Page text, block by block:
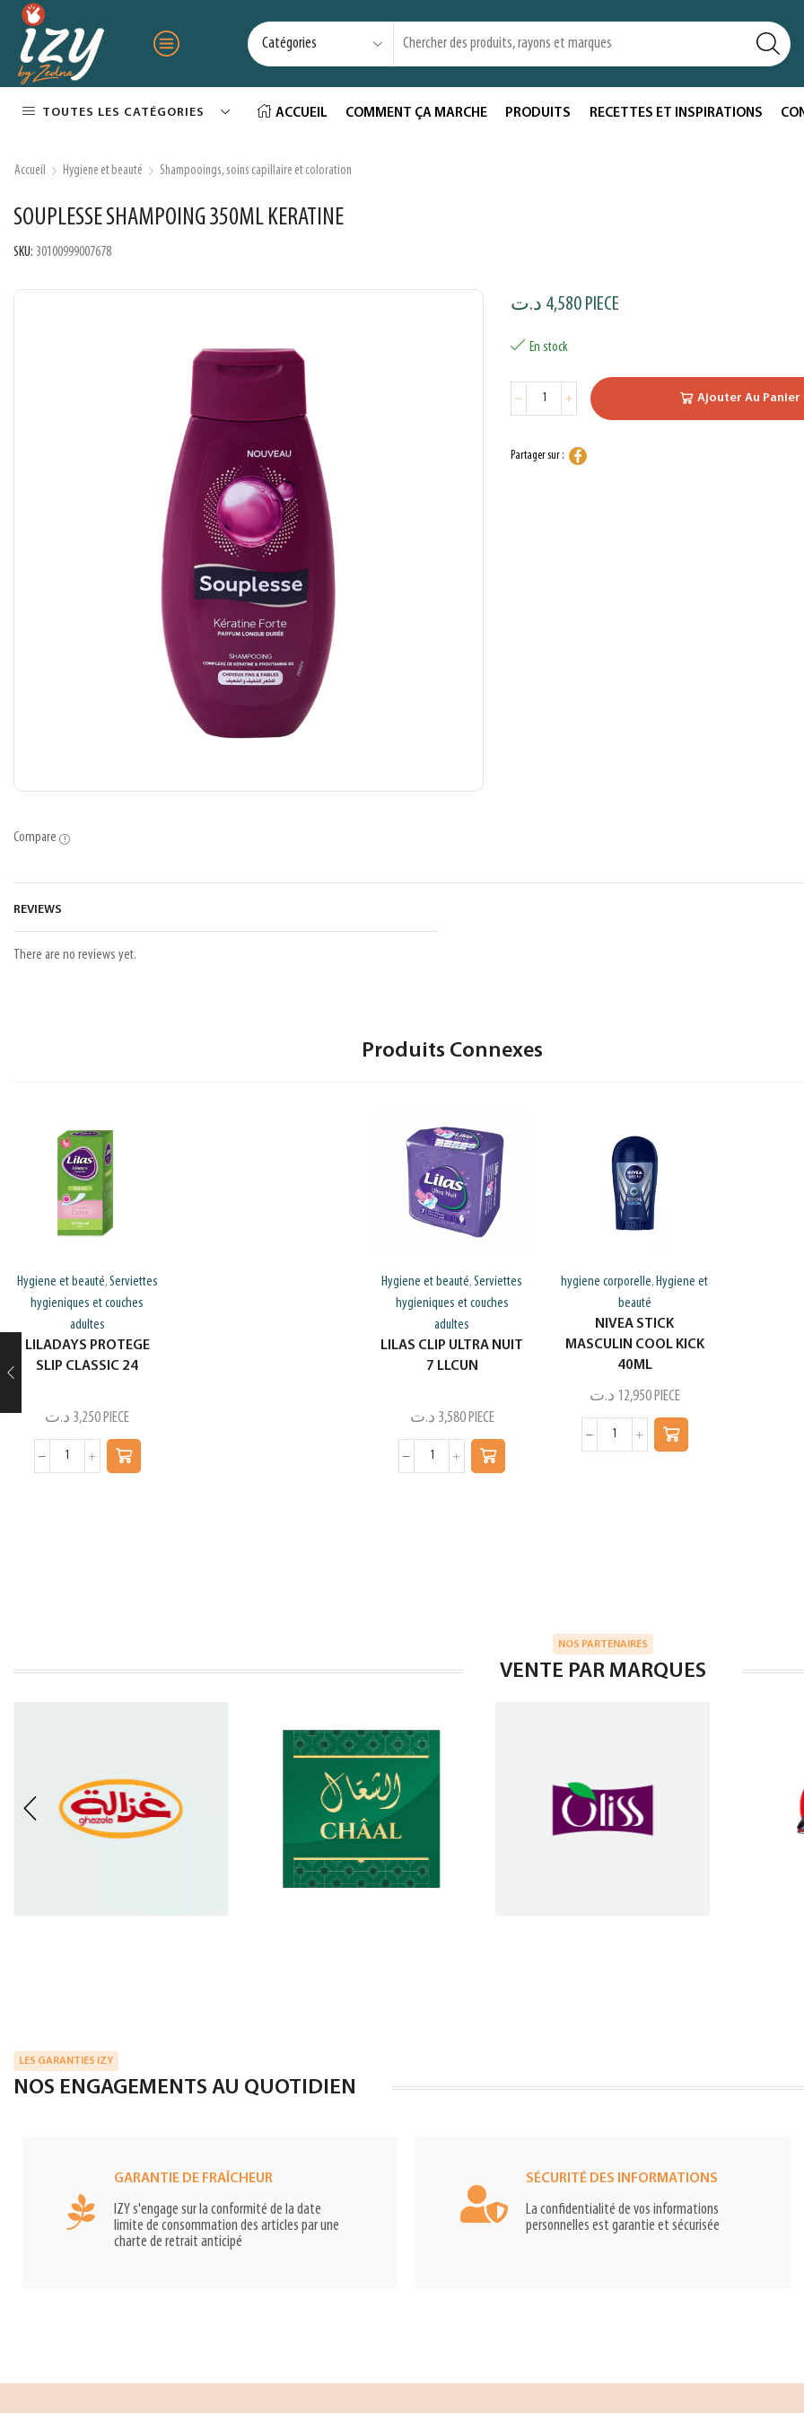
TOUTES LES CATÉGORIES ACCUEIL COMMENT ÇA MARCHE PRODUITS RECETTES ET INSPIRATIONS
Accueil Hygiene et beauté Shampooings, soins capillaire et coloration
SOUPLESSE SHAMPOING 350ML KERATINE
SKU: 30100999007678
Compare
4,580 د.ت PIECE
En stock
Ajouter Au Panier
Partager sur :
REVIEWS
There are no reviews yet.
Produits Connexes
Hygiene et beauté, Serviettes
hygieniques et couches
adultes
LILADAYS PROTEGE
SLIP CLASSIC 24
3,250 د.ت PIECE
Hygiene et beauté,Serviettes
hygieniques et couches
adultes
LILAS CLIP ULTRA NUIT
7 LLCUN
3,580 د.ت PIECE
hygiene corporelle,Hygiene et
beauté
NIVEA STICK
MASCULIN COOL KICK
40ML
12,950 د.ت PIECE
NOS PARTENAIRES
VENTE PAR MARQUES
LES GARANTIES IZY
NOS ENGAGEMENTS AU QUOTIDIEN
GARANTIE DE FRAÎCHEUR
IZY s'engage sur la conformité de la date
limite de consommation des articles par une
charte de retrait anticipé
SÉCURITÉ DES INFORMATIONS
La confidentialité de vos informations
personnelles est garantie et sécurisée